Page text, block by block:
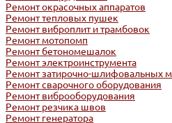
Ремонт окрасочных аппаратов
Ремонт тепловых пушек
Ремонт виброплит и трамбовок
Ремонт мотопомп
Ремонт бетономешалок
Ремонт электроинструмента
Ремонт затирочно-шлифовальных
Ремонт сварочного оборудования
Ремонт виброоборудования
Ремонт резчика швов
Ремонт генератора